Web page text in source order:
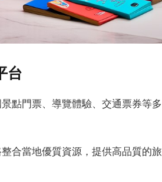
台
點門票、導覽體驗、交通票券等多
合當地優質資源，提供高品質的旅